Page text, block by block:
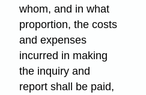
whom, and in what
proportion, the costs
and expenses
incurred in making
the inquiry and
report shall be paid,